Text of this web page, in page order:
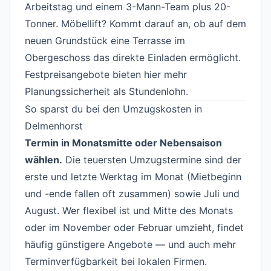
Arbeitstag und einem 3-Mann-Team plus 20-
Tonner. Möbellift? Kommt darauf an, ob auf dem
neuen Grundstück eine Terrasse im
Obergeschoss das direkte Einladen ermöglicht.
Festpreisangebote bieten hier mehr
Planungssicherheit als Stundenlohn.
So sparst du bei den Umzugskosten in
Delmenhorst
Termin in Monatsmitte oder Nebensaison
wählen. Die teuersten Umzugstermine sind der
erste und letzte Werktag im Monat (Mietbeginn
und -ende fallen oft zusammen) sowie Juli und
August. Wer flexibel ist und Mitte des Monats
oder im November oder Februar umzieht, findet
häufig günstigere Angebote — und auch mehr
Terminverfügbarkeit bei lokalen Firmen.